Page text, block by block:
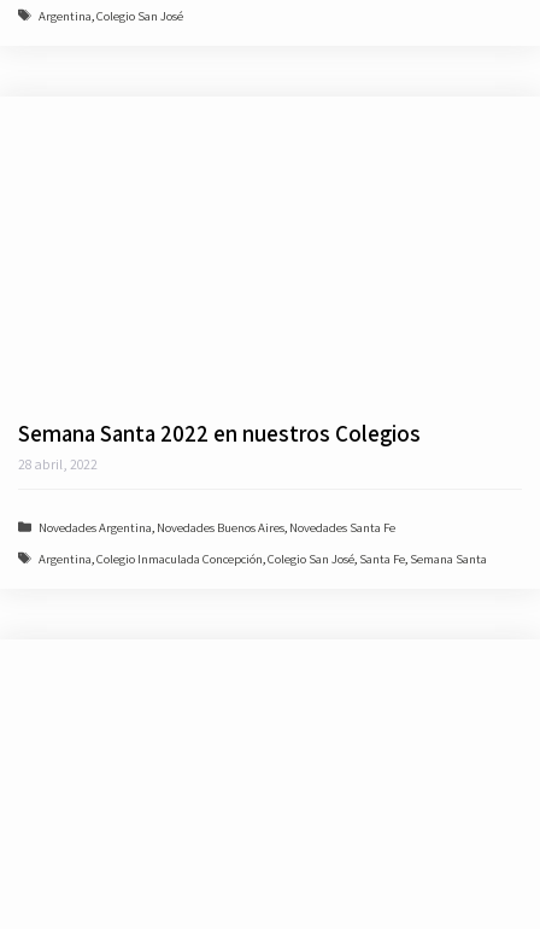
Etiquetas
Argentina ,Colegio San José
Semana Santa 2022 en nuestros Colegios
28 abril, 2022
Categorías
Novedades Argentina Novedades Buenos Aires Novedades Santa Fe
Etiquetas
Argentina ,Colegio Inmaculada Concepción ,Colegio San José Santa Fe Semana Santa